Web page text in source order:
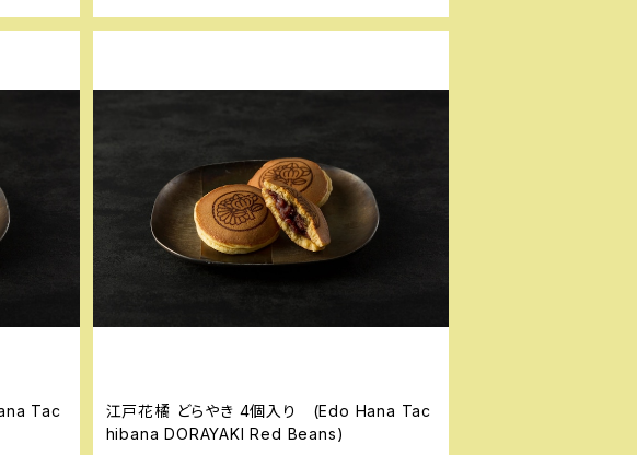
Tac
江戸花橘 どらやき 4個入り (Edo Hana Tac
hibana DORAYAKI Red Beans)